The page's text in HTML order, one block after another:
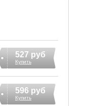
527 руб
Купить
596 руб
Купить